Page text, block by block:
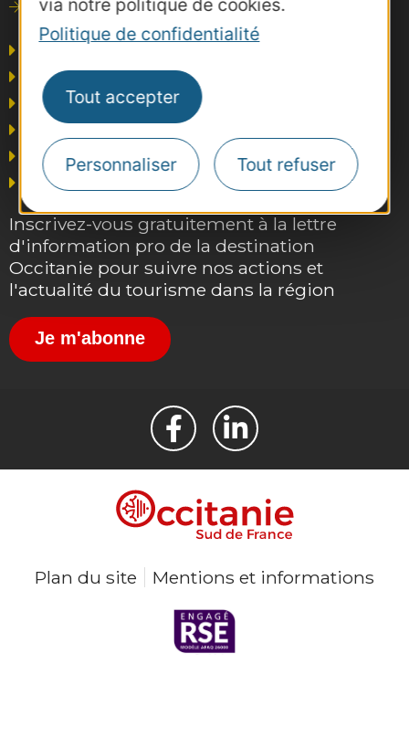
via notre politique de cookies.
Politique de confidentialité
Tout accepter
Personnaliser Tout refuser
Consultations
Agence AD'OCC
Presse et influence
Voyagistes
Business/Mice
Thermalisme
Grand public
Inscrivez-vous gratuitement à la lettre
d'information pro de la destination
Occitanie pour suivre nos actions et
l'actualité du tourisme dans la région
Je m'abonne
Plan du site Mentions et informations